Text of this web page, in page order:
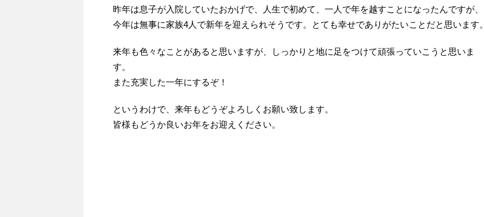
昨年は息子が入院していたおかげで、人生で初めて、一人で年を越すことになったんですが、
今年は無事に家族4人で新年を迎えられそうです。とても幸せでありがたいことだと思います。
来年も色々なことがあると思いますが、しっかりと地に足をつけて頑張っていこうと思いま
す。
また充実した一年にするぞ！
というわけで、来年もどうぞよろしくお願い致します。
皆様もどうか良いお年をお迎えください。